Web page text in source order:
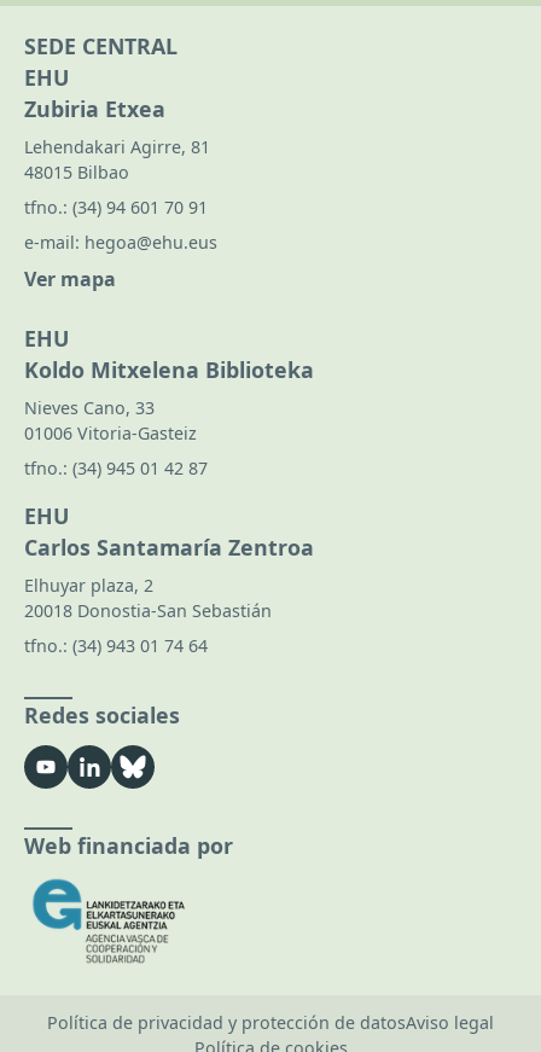
SEDE CENTRAL
EHU
Zubiria Etxea
Lehendakari Agirre, 81
48015 Bilbao
tfno.: (34) 94 601 70 91
e-mail: hegoa@ehu.eus
Ver mapa
EHU
Koldo Mitxelena Biblioteka
Nieves Cano, 33
01006 Vitoria-Gasteiz
tfno.: (34) 945 01 42 87
EHU
Carlos Santamaría Zentroa
Elhuyar plaza, 2
20018 Donostia-San Sebastián
tfno.: (34) 943 01 74 64
Redes sociales
Web financiada por
Política de privacidad y protección de datosAviso legal